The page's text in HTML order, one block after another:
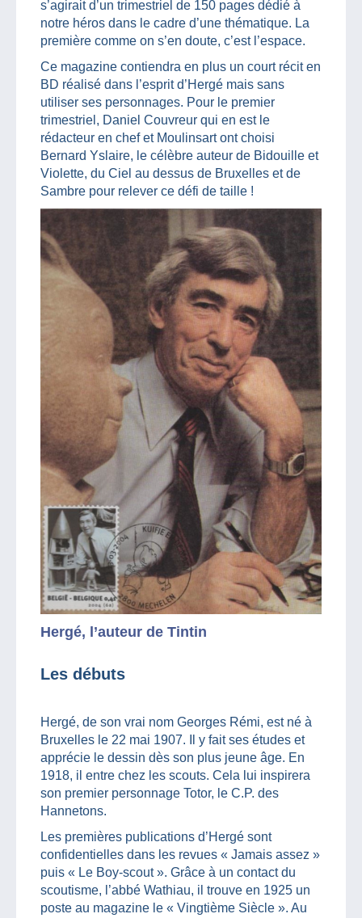
s’agirait d’un trimestriel de 150 pages dédié à
notre héros dans le cadre d’une thématique. La
première comme on s’en doute, c’est l’espace.
Ce magazine contiendra en plus un court récit en
BD réalisé dans l’esprit d’Hergé mais sans
utiliser ses personnages. Pour le premier
trimestriel, Daniel Couvreur qui en est le
rédacteur en chef et Moulinsart ont choisi
Bernard Yslaire, le célèbre auteur de Bidouille et
Violette, du Ciel au dessus de Bruxelles et de
Sambre pour relever ce défi de taille !
Hergé, l’auteur de Tintin
Les débuts
Hergé, de son vrai nom Georges Rémi, est né à
Bruxelles le 22 mai 1907. Il y fait ses études et
apprécie le dessin dès son plus jeune âge. En
1918, il entre chez les scouts. Cela lui inspirera
son premier personnage Totor, le C.P. des
Hannetons.
Les premières publications d’Hergé sont
confidentielles dans les revues « Jamais assez »
puis « Le Boy-scout ». Grâce à un contact du
scoutisme, l’abbé Wathiau, il trouve en 1925 un
poste au magazine le « Vingtième Siècle ». Au